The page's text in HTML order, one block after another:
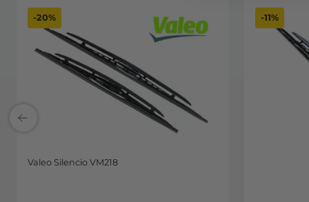
-20%
Valeo Silencio VM218
-11%